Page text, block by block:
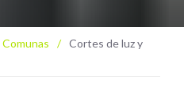
Comunas / Cortes de luz y